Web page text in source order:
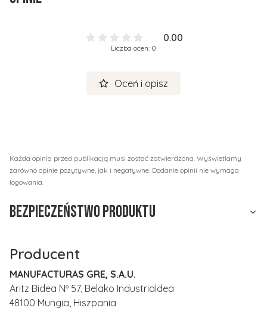
0.00
Liczba ocen: 0
Oceń i opisz
Każda opinia przed publikacją musi zostać zatwierdzona. Wyświetlamy
zarówno opinie pozytywne, jak i negatywne. Dodanie opinii nie wymaga
logowania.
Bezpieczeństwo produktu
Producent
MANUFACTURAS GRE, S.A.U.
Aritz Bidea Nº 57, Belako Industrialdea
48100 Mungia, Hiszpania